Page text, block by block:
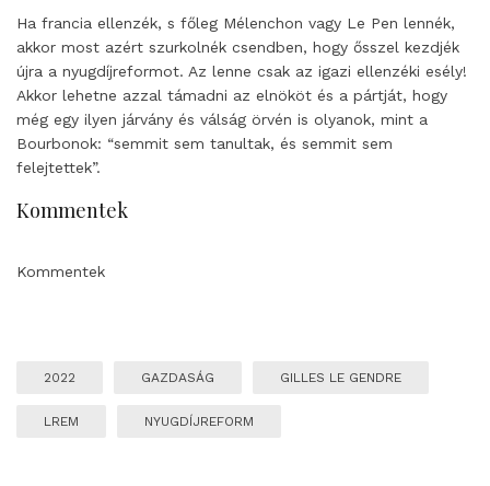
Ha francia ellenzék, s főleg Mélenchon vagy Le Pen lennék,
akkor most azért szurkolnék csendben, hogy ősszel kezdjék
újra a nyugdíjreformot. Az lenne csak az igazi ellenzéki esély!
Akkor lehetne azzal támadni az elnököt és a pártját, hogy
még egy ilyen járvány és válság örvén is olyanok, mint a
Bourbonok: “semmit sem tanultak, és semmit sem
felejtettek”.
Kommentek
Kommentek
2022 GAZDASÁG GILLES LE GENDRE
LREM NYUGDÍJREFORM